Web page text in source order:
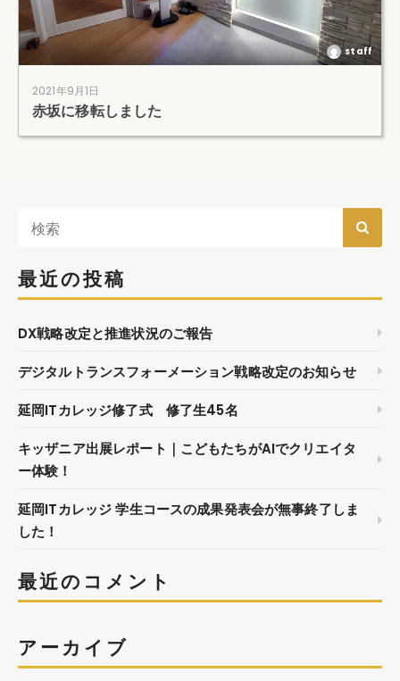
staff
2021年9月1日
赤坂に移転しました
最近の投稿
DX戦略改定と推進状況のご報告
デジタルトランスフォーメーション戦略改定のお知らせ
延岡ITカレッジ修了式 修了生45名
キッザニア出展レポート｜こどもたちがAIでクリエイタ
ー体験！
延岡ITカレッジ 学生コースの成果発表会が無事終了しま
した！
最近のコメント
アーカイブ